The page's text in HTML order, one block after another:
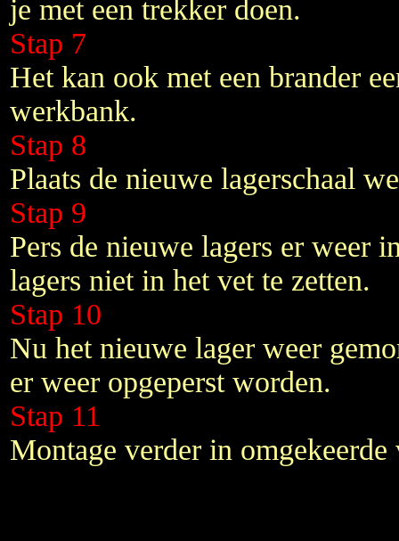
je met een trekker doen.
Stap 7
Het kan ook met een brander
werkbank.
Stap 8
Plaats de nieuwe lagerschaal
Stap 9
Pers de nieuwe lagers er weer
lagers niet in het vet te zetten.
Stap 10
Nu het nieuwe lager weer
er weer opgeperst worden.
Stap 11
Montage verder in